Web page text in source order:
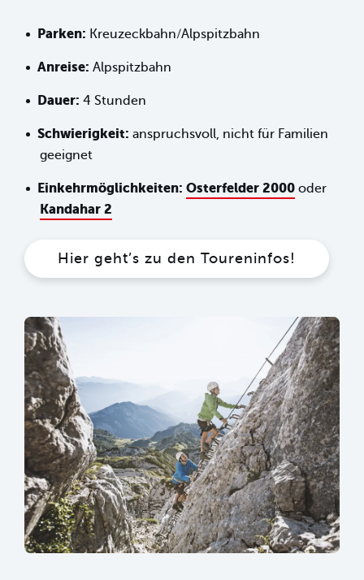
Parken: Kreuzeckbahn/Alpspitzbahn
Anreise: Alpspitzbahn
Dauer: 4 Stunden
Schwierigkeit: anspruchsvoll, nicht für Familien
geeignet
Einkehrmöglichkeiten: Osterfelder 2000oder
Kandahar 2
Hier geht’s zu den Toureninfos!
sr.lightbox.Bild vergrößern